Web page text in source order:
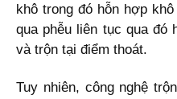
khô trong đó hỗn hợp
qua phễu liên tục qua đó
và trộn tại điểm thoát.
Tuy nhiên, công nghệ